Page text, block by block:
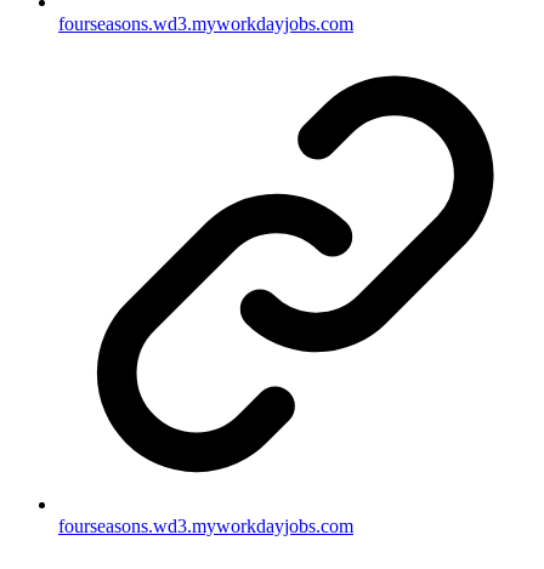
fourseasons.wd3.myworkdayjobs.com
fourseasons.wd3.myworkdayjobs.com